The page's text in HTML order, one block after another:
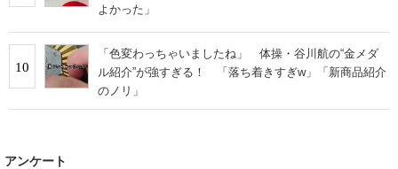
よかった」
10
「色変わっちゃいましたね」 体操・谷川航の“金メダ
ル紹介”が強すぎる！ 「落ち着きすぎw」「新商品紹介
のノリ」
アンケート